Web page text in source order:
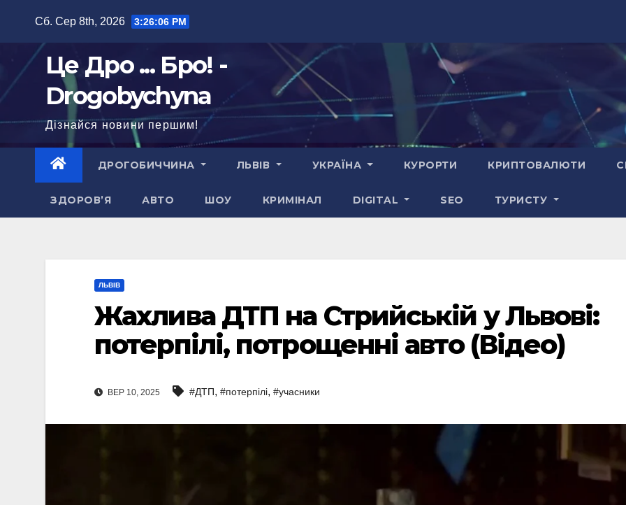
Сб. Сер 8th, 2026 3:26:07 PM
Це Дро ... Бро! -
Drogobychyna
Дізнайся новини першим!
ДРОГОБИЧЧИНА ЛЬВІВ УКРАЇНА КУРОРТИ КРИПТОВАЛЮТИ
ЗДОРОВ’Я АВТО ШОУ КРИМІНАЛ DIGITAL SEO ТУРИСТУ
ЛЬВІВ
Жахлива ДТП на Стрийській у Львові:
потерпілі, потрощенні авто (Відео)
ВЕР 10, 2025 #ДТП, #потерпілі, #учасники